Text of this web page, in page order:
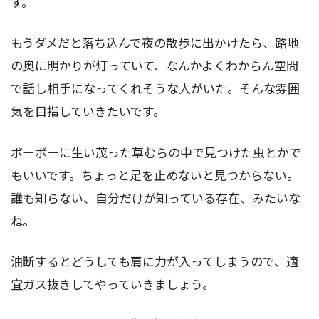
もうダメだと落ち込んで夜の散歩に出かけたら、路地
の奥に明かりが灯っていて、なんかよくわからん空間
で話し相手になってくれそうな人がいた。そんな雰囲
気を目指していきたいです。
ボーボーに生い茂った草むらの中で見つけた虫とかで
もいいです。ちょっと足を止めないと見つからない。
誰も知らない、自分だけが知っている存在、みたいな
ね。
油断するとどうしても肩に力が入ってしまうので、適
宜ガス抜きしてやっていきましょう。